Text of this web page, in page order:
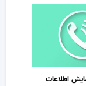
اطلاعات